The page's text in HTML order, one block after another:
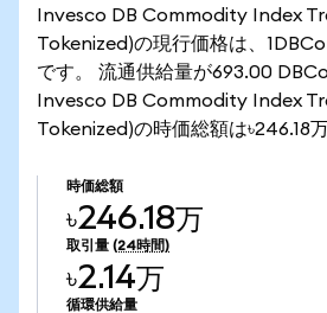
Invesco DB Commodity Index
Tokenized)の現行価格は、
です。 流通供給量が693.00
Invesco DB Commodity Index
Tokenized)の時価総額は৳246.18
時価総額
৳246.18万
取引量 (24時間)
৳2.14万
循環供給量